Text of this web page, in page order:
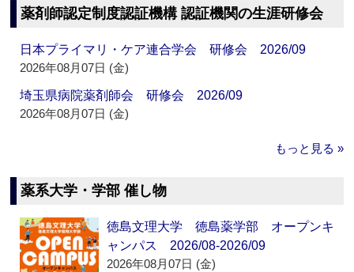
薬剤師認定制度認証機構 認証機関の生涯研修会
日本プライマリ・ケア連合学会 研修会 2026/09
2026年08月07日 (金)
埼玉県病院薬剤師会 研修会 2026/09
2026年08月07日 (金)
もっと見る »
薬系大学・学部 催し物
徳島文理大学 徳島薬学部 オープンキ
ャンパス 2026/08-2026/09
2026年08月07日 (金)